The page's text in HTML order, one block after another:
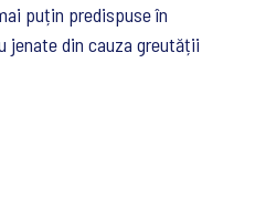
puțin predispuse în
jenate din cauza greutății